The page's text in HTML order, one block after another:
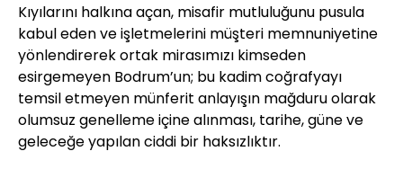
Kıyılarını halkına açan, misafir mutluluğunu pusula
kabul eden ve işletmelerini müşteri memnuniyetine
yönlendirerek ortak mirasımızı kimseden
esirgemeyen Bodrum’un; bu kadim coğrafyayı
temsil etmeyen münferit anlayışın mağduru olarak
olumsuz genelleme içine alınması, tarihe, güne ve
geleceğe yapılan ciddi bir haksızlıktır.